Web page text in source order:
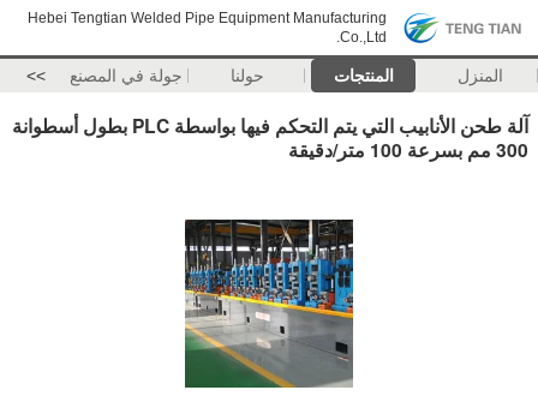
Hebei Tengtian Welded Pipe Equipment Manufacturing
Co.,Ltd.
المنزل المنتجات حولنا جولة في المصنع >>
آلة طحن الأنابيب التي يتم التحكم فيها بواسطة PLC بطول أسطوانة
300 مم بسرعة 100 متر/دقيقة